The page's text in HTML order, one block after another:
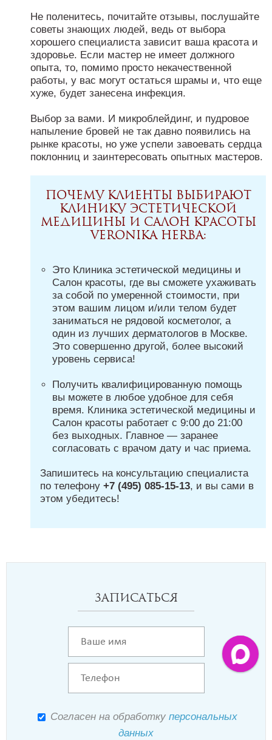
Не поленитесь, почитайте отзывы, послушайте
советы знающих людей, ведь от выбора
хорошего специалиста зависит ваша красота и
здоровье. Если мастер не имеет должного
опыта, то, помимо просто некачественной
работы, у вас могут остаться шрамы и, что еще
хуже, будет занесена инфекция.
Выбор за вами. И микроблейдинг, и пудровое
напыление бровей не так давно появились на
рынке красоты, но уже успели завоевать сердца
поклонниц и заинтересовать опытных мастеров.
Почему клиенты выбирают
Клинику эстетической
медицины и Салон красоты
Veronika Herba:
Это Клиника эстетической медицины и
Салон красоты, где вы сможете ухаживать
за собой по умеренной стоимости, при
этом вашим лицом и/или телом будет
заниматься не рядовой косметолог, а
один из лучших дерматологов в Москве.
Это совершенно другой, более высокий
уровень сервиса!
Получить квалифицированную помощь
вы можете в любое удобное для себя
время. Клиника эстетической медицины и
Салон красоты работает с 9:00 до 21:00
без выходных. Главное — заранее
согласовать с врачом дату и час приема.
Запишитесь на консультацию специалиста
по телефону +7 (495) 085-15-13, и вы сами в
этом убедитесь!
Записаться
Согласен на обработку персональных
данных